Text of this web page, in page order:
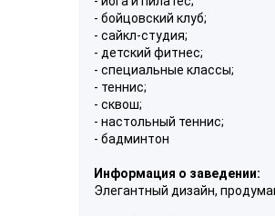
- бойцовский клуб;
- сайкл-студия;
- детский фитнес;
- специальные классы;
- теннис;
- сквош;
- настольный теннис;
- бадминтон
Информация о заведении:
Элегантный дизайн,